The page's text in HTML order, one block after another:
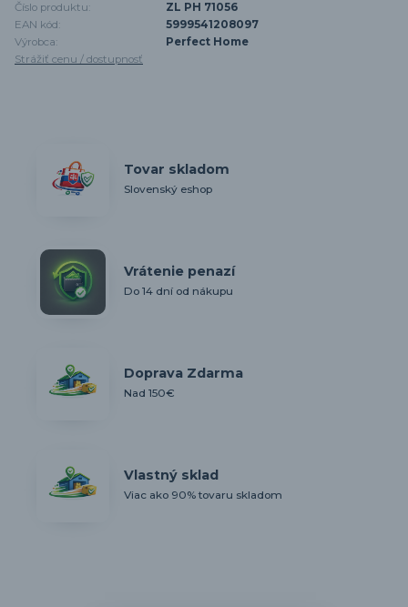
Číslo produktu:
ZL PH 71056
EAN kód:
5999541208097
Výrobca:
Perfect Home
Strážiť cenu / dostupnosť
Tovar skladom
Slovenský eshop
Vrátenie penazí
Do 14 dní od nákupu
Doprava Zdarma
Nad 150€
Vlastný sklad
Viac ako 90% tovaru skladom